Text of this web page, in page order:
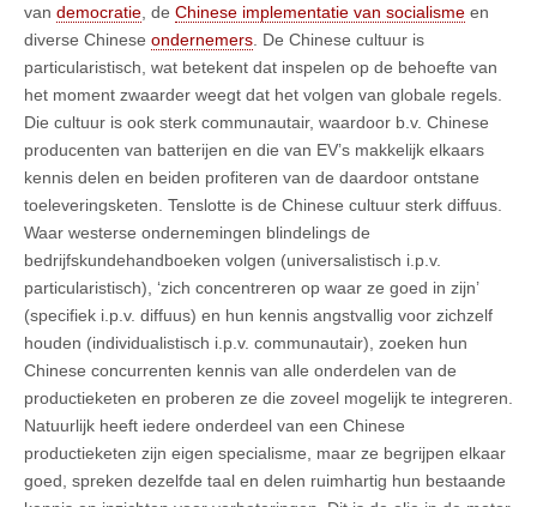
van democratie , de Chinese implementatie van socialisme en
diverse Chinese ondernemers . De Chinese cultuur is
particularistisch, wat betekent dat inspelen op de behoefte van
het moment zwaarder weegt dat het volgen van globale regels.
Die cultuur is ook sterk communautair, waardoor b.v. Chinese
producenten van batterijen en die van EV’s makkelijk elkaars
kennis delen en beiden profiteren van de daardoor ontstane
toeleveringsketen. Tenslotte is de Chinese cultuur sterk diffuus.
Waar westerse ondernemingen blindelings de
bedrijfskundehandboeken volgen (universalistisch i.p.v.
particularistisch), ‘zich concentreren op waar ze goed in zijn’
(specifiek i.p.v. diffuus) en hun kennis angstvallig voor zichzelf
houden (individualistisch i.p.v. communautair), zoeken hun
Chinese concurrenten kennis van alle onderdelen van de
productieketen en proberen ze die zoveel mogelijk te integreren.
Natuurlijk heeft iedere onderdeel van een Chinese
productieketen zijn eigen specialisme, maar ze begrijpen elkaar
goed, spreken dezelfde taal en delen ruimhartig hun bestaande